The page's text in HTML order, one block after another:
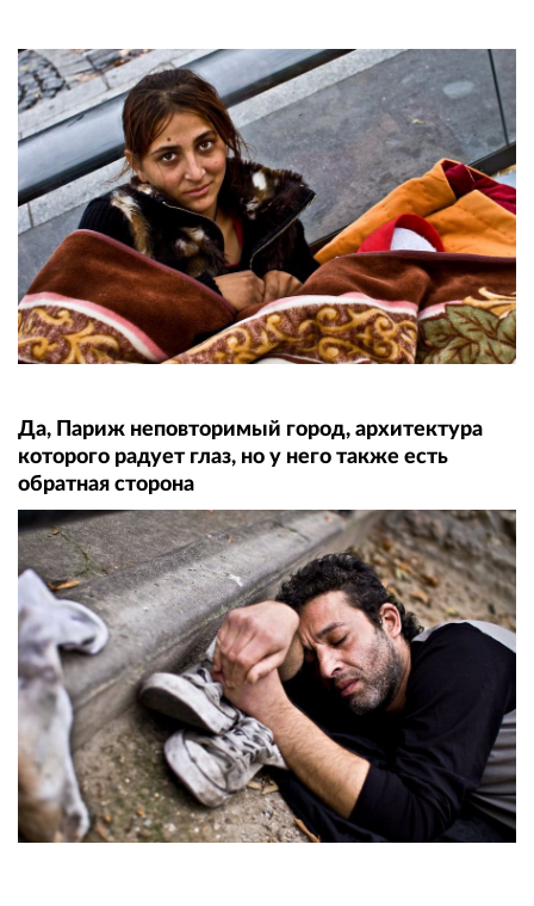
Да, Париж неповторимый город, архитектура
которого радует глаз, но у него также есть
обратная сторона